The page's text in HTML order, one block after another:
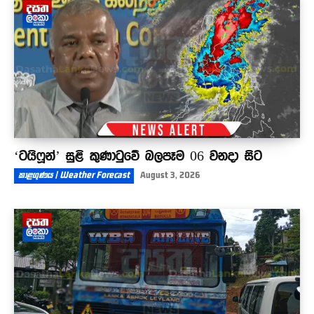
01:26
‘ටයිෆූන්’ සුළි කුණාටුවේ බලපෑම 06 වනදා සිට
කාළගුණය | Weather Forecast August 3, 2026